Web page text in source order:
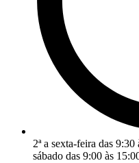
2ª a sexta-feira das 9:30
sábado das 9:00 às